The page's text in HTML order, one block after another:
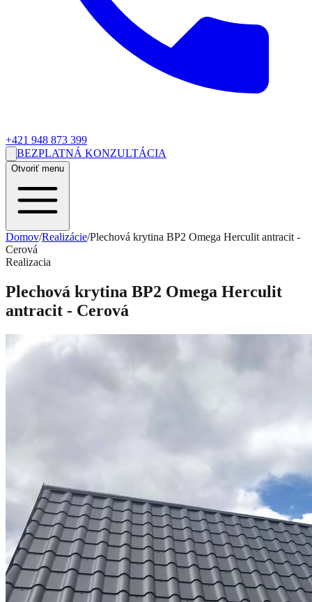
+421 948 873 399
BEZPLATNÁ KONZULTÁCIA
Otvoriť menu
Domov/Realizácie/Plechová krytina BP2 Omega Herculit antracit -
Cerová
Realizacia
Plechová krytina BP2 Omega Herculit
antracit - Cerová